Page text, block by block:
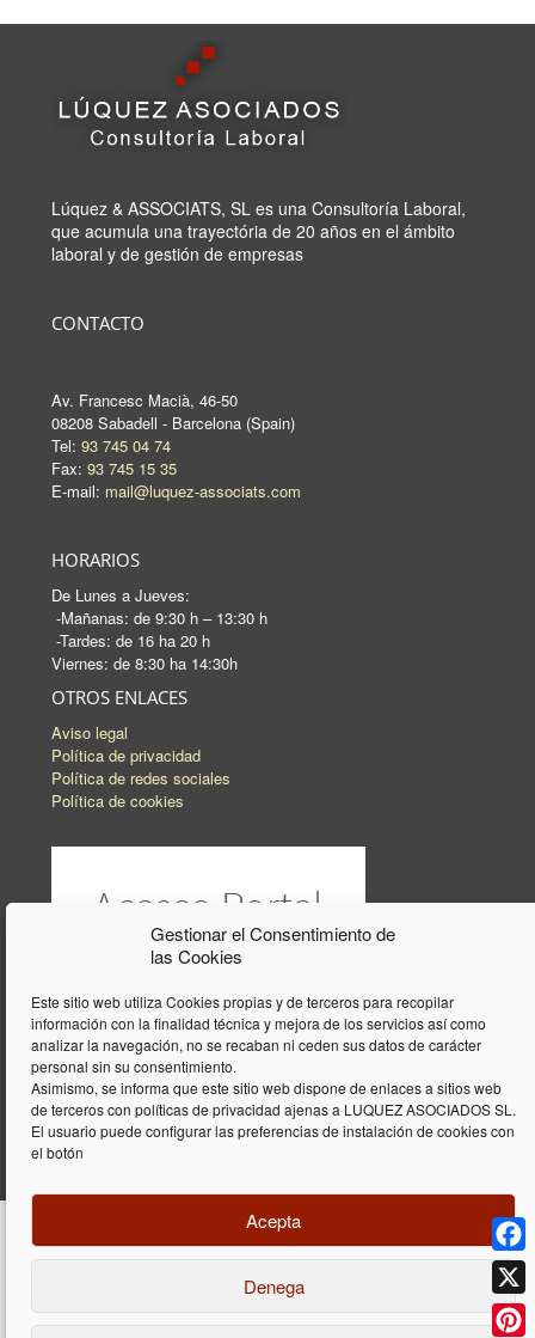
Gestionar el Consentimiento de
las Cookies
Este sitio web utiliza Cookies propias y de terceros para recopilar
información con la finalidad técnica y mejora de los servicios así como
analizar la navegación, no se recaban ni ceden sus datos de carácter
personal sin su consentimiento.
Asimismo, se informa que este sitio web dispone de enlaces a sitios web
de terceros con políticas de privacidad ajenas a LUQUEZ ASOCIADOS SL.
El usuario puede configurar las preferencias de instalación de cookies con
el botón
Acepta
Denega
Lúquez & ASSOCIATS, SL es una Consultoría Laboral,
que acumula una trayectória de 20 años en el ámbito
laboral y de gestión de empresas
CONTACTO
Av. Francesc Macià, 46-50
08208 Sabadell - Barcelona (Spain)
Tel: 93 745 04 74
Fax: 93 745 15 35
E-mail: mail@luquez-associats.com
HORARIOS
De Lunes a Jueves:
-Mañanas: de 9:30 h – 13:30 h
-Tardes: de 16 ha 20 h
Viernes: de 8:30 ha 14:30h
OTROS ENLACES
Aviso legal
Política de privacidad
Política de redes sociales
Política de cookies
Diseño y programación web porDieres.com
| Lúquez Associats SL | ©
X